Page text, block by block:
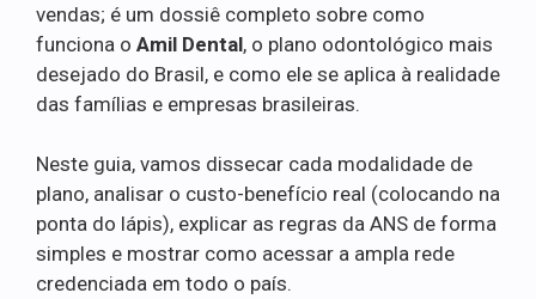
vendas; é um dossiê completo sobre como
funciona o Amil Dental, o plano odontológico mais
desejado do Brasil, e como ele se aplica à realidade
das famílias e empresas brasileiras.
Neste guia, vamos dissecar cada modalidade de
plano, analisar o custo-benefício real (colocando na
ponta do lápis), explicar as regras da ANS de forma
simples e mostrar como acessar a ampla rede
credenciada em todo o país.